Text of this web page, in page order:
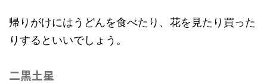
帰りがけにはうどんを食べたり、花を見たり買った
りするといいでしょう。
二黒土星